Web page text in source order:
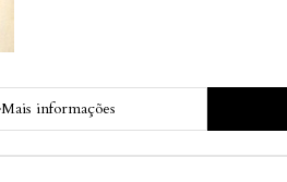
Mais informações